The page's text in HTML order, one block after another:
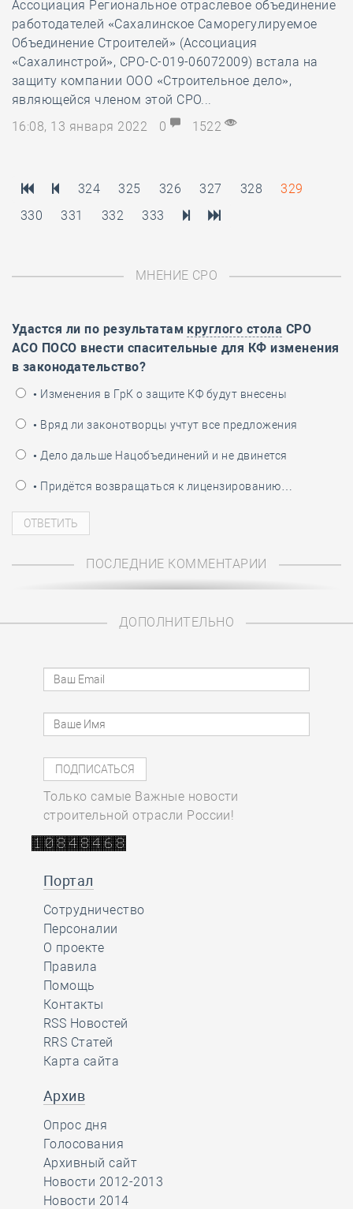
Ассоциация Региональное отраслевое объединение
работодателей «Сахалинское Саморегулируемое
Объединение Строителей» (Ассоциация
«Сахалинстрой», СРО-С-019-06072009) встала на
защиту компании ООО «Строительное дело»,
являющейся членом этой СРО...
16:08, 13 января 2022
0 1522
324 325 326 327 328
329
330
331 332 333
МНЕНИЕ СРО
Удастся ли по результатам круглого стола СРО
АСО ПОСО внести спасительные для КФ изменения
в законодательство?
• Изменения в ГрК о защите КФ будут внесены
• Вряд ли законотворцы учтут все предложения
• Дело дальше Нацобъединений и не двинется
• Придётся возвращаться к лицензированию…
ПОСЛЕДНИЕ КОММЕНТАРИИ
ДОПОЛНИТЕЛЬНО
Только самые Важные новости
строительной отрасли России!
Портал
Сотрудничество
Персоналии
О проекте
Правила
Помощь
Контакты
RSS Новостей
RRS Статей
Карта сайта
Архив
Опрос дня
Голосования
Архивный сайт
Новости 2012-2013
Новости 2014